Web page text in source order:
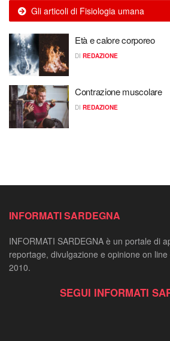
Gli articoli di Fisiologia umana
Età e calore corporeo
DI REDAZIONE
Contrazione muscolare
DI REDAZIONE
INFORMATI SARDEGNA
INFORMATI SARDEGNA è un portale di
reportage, divulgazione e opinione on
2010.
SEGUI INFORMATI